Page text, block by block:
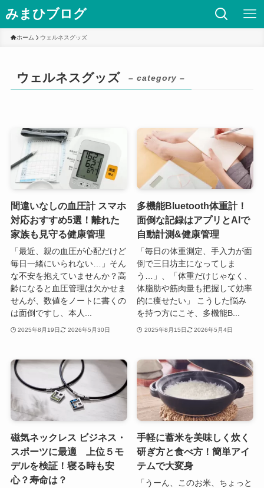
みまひブログ
ホーム ウェルネスグッズ
ウェルネスグッズ – category –
間違いなしの血圧計 スマホ
対応おすすめ5選！離れた
家族も見守る健康管理
「最近、親の血圧が心配だけど
毎日一緒にいられない…」そん
な不安を抱えていませんか？高
齢になると血圧管理は欠かせま
せんが、数値をノートに書くの
は面倒ですし、本人...
2025年8月19日 2026年5月30日
多機能Bluetooth体重計！
面倒な記録はアプリとAIで
自動計測&健康管理
「毎日の体重測定、手入力が面
倒で三日坊主になってしま
う…」、「体重だけじゃなく、
体脂肪や筋肉量も把握して効率
的に痩せたい」 こうした悩み
を持つ方にこそ、多機能B...
2025年8月15日 2026年5月4日
磁気ネックレス ビジネス・
スポーツに最適 上位５モ
デルを検証！寝る時も安
心？寿命は？
手軽に蓄米を美味しく炊く
研ぎ方と食べ方！簡単アイ
テムで大変身
「うーん、このお米、ちょっと